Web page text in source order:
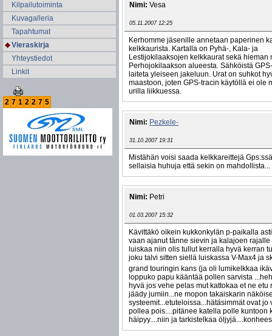
Kilpailutoiminta
Kuvagalleria
Tapahtumat
Vieraskirja
Yhteystiedot
Linkit
2 7 1 2 2 7 5
Nimi: Vesa
05.11.2007 12:25
Kerhomme jäsenille annetaan paperinen
kelkkaurista. Kartalla on Pyhä-, Kala- ja
Lestijokilaaksojen kelkkaurat sekä hieman
Perhojokilaakson alueesta. Sähköistä
laiteta yleiseen jakeluun. Urat on suhkot
maastoon, joten GPS-tracin käytöllä ei ole
urilla liikkuessa.
Nimi: Pezkele-
31.10.2007 19:31
Mistähän voisi saada kelkkareittejä
sellaisia huhuja että sekin on mahdollista...
Nimi: Petri
01.03.2007 15:32
Kävittäkö oikein kukkonkylän p-paikalla
vaan ajanut tänne sievin ja kalajoen rajalle
luiskaa niin olis tullut kerralla hyvä kerran
joku talvi sitten siellä luiskassa V-Max4 ja
grand touringin kans (ja oli lumikelkkaa
loppuko papu kääntää pollen sarvista
hyvä jos vehe pelas mut kattokaa et ne etu
jäädy jumiin...ne mopon takaiskarin
systeemit...etuteloissa...hätäsimmät ovat jo
pollea pois....pitänee katella polle kuntoon
häipyy....niin ja tarkistelkaa